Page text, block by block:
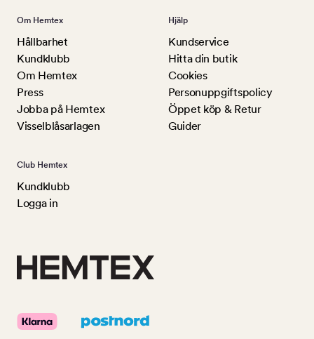
Om Hemtex
Hållbarhet
Kundklubb
Om Hemtex
Press
Jobba på Hemtex
Visselblåsarlagen
Hjälp
Kundservice
Hitta din butik
Cookies
Personuppgiftspolicy
Öppet köp & Retur
Guider
Club Hemtex
Kundklubb
Logga in